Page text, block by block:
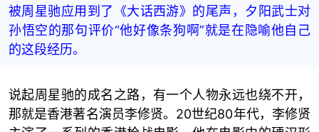
被周星驰应用到了《大话西游》的尾声，夕阳武士对
孙悟空的那句评价“他好像条狗啊”就是在隐喻他自己
的这段经历。
说起周星驰的成名之路，有一个人物永远也绕不开，
那就是香港著名演员李修贤。20世纪80年代，李修贤